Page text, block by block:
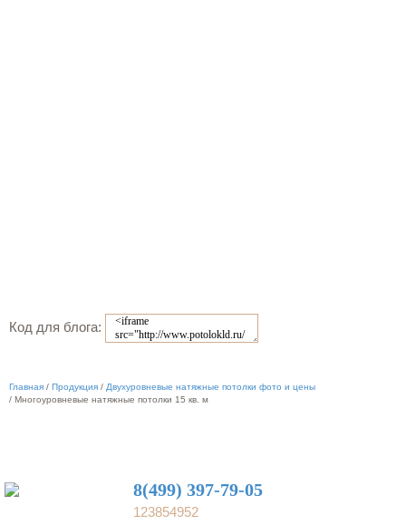
Код для блога:
Главная / Продукция / Двухуровневые натяжные потолки фото и цены
/ Многоуровневые натяжные потолки 15 кв. м
8(499) 397-79-05
123854952